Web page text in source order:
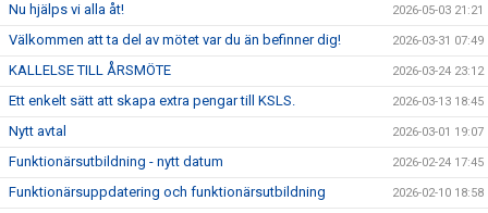
Nu hjälps vi alla åt! 2026-05-03 21:21
Välkommen att ta del av mötet var du än befinner dig! 2026-03-31 07:49
KALLELSE TILL ÅRSMÖTE 2026-03-24 23:12
Ett enkelt sätt att skapa extra pengar till KSLS. 2026-03-13 18:45
Nytt avtal 2026-03-01 19:07
Funktionärsutbildning - nytt datum 2026-02-24 17:45
Funktionärsuppdatering och funktionärsutbildning 2026-02-10 18:58